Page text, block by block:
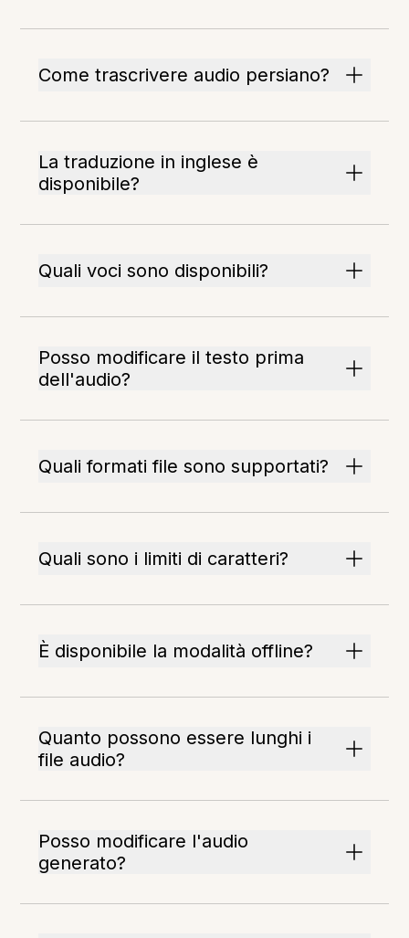
Come trascrivere audio persiano?
La traduzione in inglese è
disponibile?
Quali voci sono disponibili?
Posso modificare il testo prima
dell'audio?
Quali formati file sono supportati?
Quali sono i limiti di caratteri?
È disponibile la modalità offline?
Quanto possono essere lunghi i
file audio?
Posso modificare l'audio
generato?